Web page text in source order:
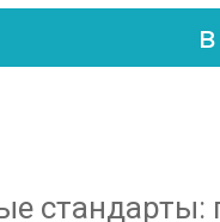
стандарты: